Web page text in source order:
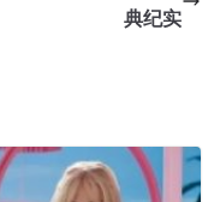
典纪实